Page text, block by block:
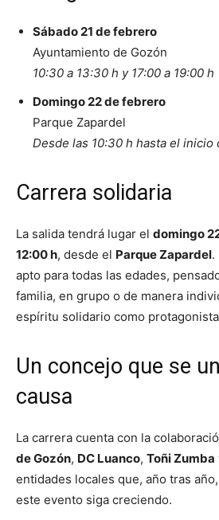
Sábado 21 de febrero
Ayuntamiento de Gozón
10:30 a 13:30 h y 17:00 a 19:00 h
Domingo 22 de febrero
Parque Zapardel
Desde las 10:30 h hasta el inicio
Carrera solidaria
La salida tendrá lugar el domingo
12:00 h, desde el Parque Zapardel.
apto para todas las edades,
familia, en grupo o de manera
espíritu solidario como
Un concejo que se
causa
La carrera cuenta con la
de Gozón, DC Luanco, Toñi Zumba
entidades locales que, año tras
este evento siga creciendo.